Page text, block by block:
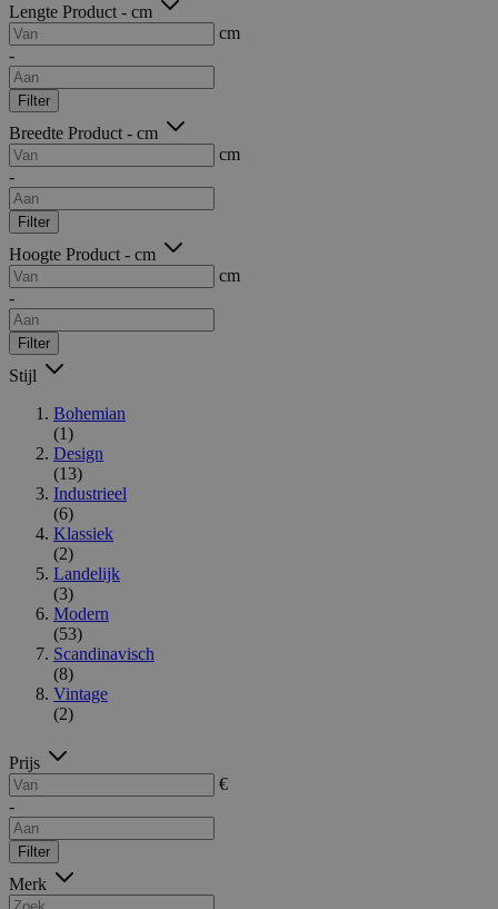
Lengte Product - cm
cm
-
Filter
Breedte Product - cm
cm
-
Filter
Hoogte Product - cm
cm
-
Filter
Stijl
Bohemian
(1)
Design
(13)
Industrieel
(6)
Klassiek
(2)
Landelijk
(3)
Modern
(53)
Scandinavisch
(8)
Vintage
(2)
Prijs
€
-
Filter
Merk